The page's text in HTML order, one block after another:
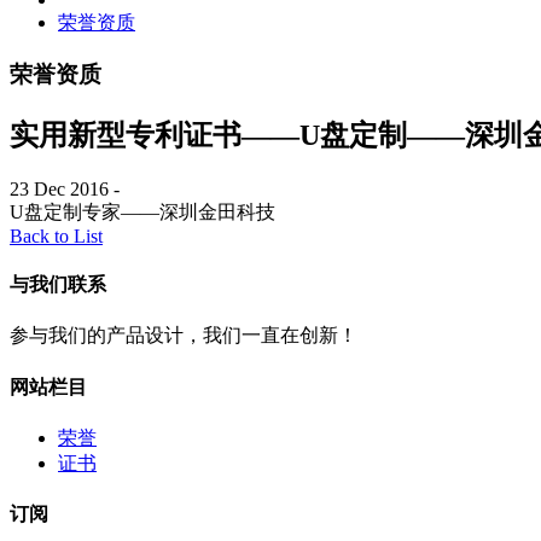
荣誉资质
荣誉资质
实用新型专利证书——U盘定制——深圳
23 Dec 2016 -
U盘定制专家——深圳金田科技
Back to List
与我们联系
参与我们的产品设计，我们一直在创新！
网站栏目
荣誉
证书
订阅